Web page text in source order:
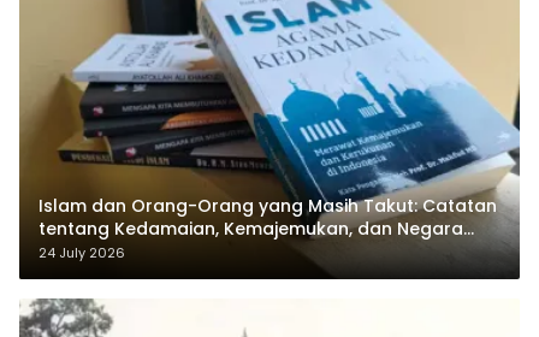
Islam dan Orang-Orang yang Masih Takut: Catatan
tentang Kedamaian, Kemajemukan, dan Negara
dalam Pemikiran Masykuri Abdillah
24 July 2026